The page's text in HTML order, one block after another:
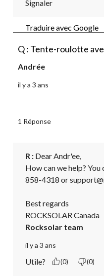
Signaler
Traduire avec Google
Q : Tente-roulotte
Andrée
il y a 3 ans
1 Réponse
R : Dear Andr'ee,
How can we help? You
858-4318 or
Best regards
ROCKSOLAR Canada
Rocksolar team
il y a 3 ans
Utile? (0) (0)